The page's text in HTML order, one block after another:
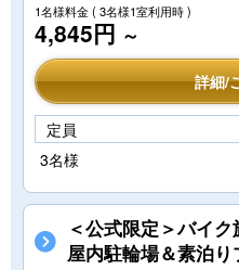
1名様料金( 3名様1室利用時 )
4,845円 ～
詳細/
定員
3名様
＜公式限定＞バイ
屋内駐輪場＆素泊り